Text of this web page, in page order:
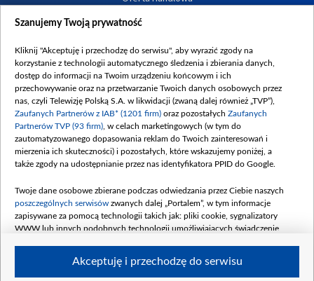
Dostępność
Procedura zgłoszeń wewnętrznych
Szanujemy Twoją prywatność
Kliknij "Akceptuję i przechodzę do serwisu", aby wyrazić zgody na
korzystanie z technologii automatycznego śledzenia i zbierania danych,
dostęp do informacji na Twoim urządzeniu końcowym i ich
przechowywanie oraz na przetwarzanie Twoich danych osobowych przez
nas, czyli Telewizję Polską S.A. w likwidacji (zwaną dalej również „TVP”),
Zaufanych Partnerów z IAB* (1201 firm) oraz pozostałych Zaufanych
Partnerów TVP (93 firm) , w celach marketingowych (w tym do
zautomatyzowanego dopasowania reklam do Twoich zainteresowań i
mierzenia ich skuteczności) i pozostałych, które wskazujemy poniżej, a
także zgody na udostępnianie przez nas identyfikatora PPID do Google.
Twoje dane osobowe zbierane podczas odwiedzania przez Ciebie naszych
poszczególnych serwisów zwanych dalej „Portalem”, w tym informacje
zapisywane za pomocą technologii takich jak: pliki cookie, sygnalizatory
WWW lub innych podobnych technologii umożliwiających świadczenie
Akceptuję i przechodzę do serwisu